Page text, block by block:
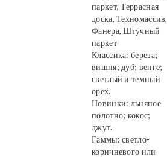
паркет, Террасная
доска, Техномассив,
Фанера, Штучный
паркет
Классика: береза;
вишня; дуб; венге;
светлый и темный
орех.
Новинки: льняное
полотно; кокос;
джут.
Гаммы: светло-
коричневого или